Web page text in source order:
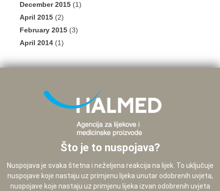
December 2015 (1)
April 2015 (2)
February 2015 (3)
April 2014 (1)
Što je to nuspojava?
Nuspojava je svaka štetna i neželjena reakcija na lijek. To uključuje
nuspojave koje nastaju uz primjenu lijeka unutar odobrenih uvjeta,
nuspojave koje nastaju uz primjenu lijeka izvan odobrenih uvjeta